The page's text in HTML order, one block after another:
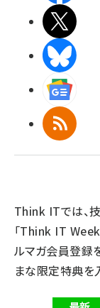
RSS
Think ITでは、
「Think IT
ルマガ会員登録
まな限定特典を